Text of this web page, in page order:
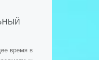
время в